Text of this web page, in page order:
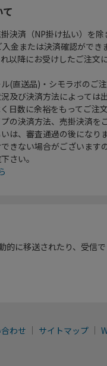
決済（NP掛け払い）を
金または決済確認ができ
以降にお受けしたご注文
(直送品)・シモラボのご
及び決済方法によっては
日数に余裕をもってご注文
の決済方法、売掛決済を
は、審査通過の後になり
きない場合がございます
さい。
に移送されたり、受信で
わせ サイトマップ